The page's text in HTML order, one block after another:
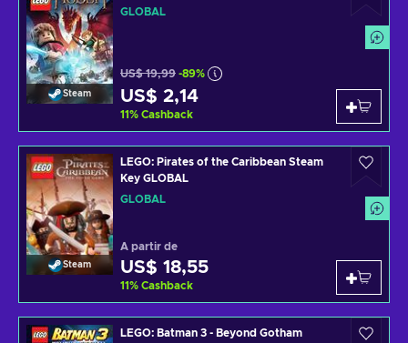
Steam
GLOBAL
US$ 19,99 -89%
US$ 2,14
11% Cashback
Steam
LEGO: Pirates of the Caribbean Steam
Key GLOBAL
GLOBAL
A partir de
US$ 18,55
11% Cashback
LEGO: Batman 3 - Beyond Gotham